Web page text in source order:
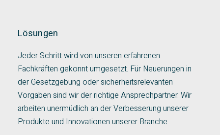
Lösungen
Jeder Schritt wird von unseren erfahrenen
Fachkräften gekonnt umgesetzt. Für Neuerungen in
der Gesetzgebung oder sicherheitsrelevanten
Vorgaben sind wir der richtige Ansprechpartner. Wir
arbeiten unermüdlich an der Verbesserung unserer
Produkte und Innovationen unserer Branche.